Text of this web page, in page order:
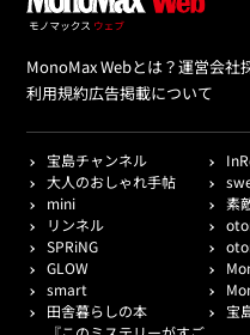
MonoMax Webとは？運営会社
利用規約広告掲載について
宝島チャンネル
大人のおしゃれ手帖
mini
素
リンネル
SPRiNG
GLOW
smart
田舎暮らしの本
宝